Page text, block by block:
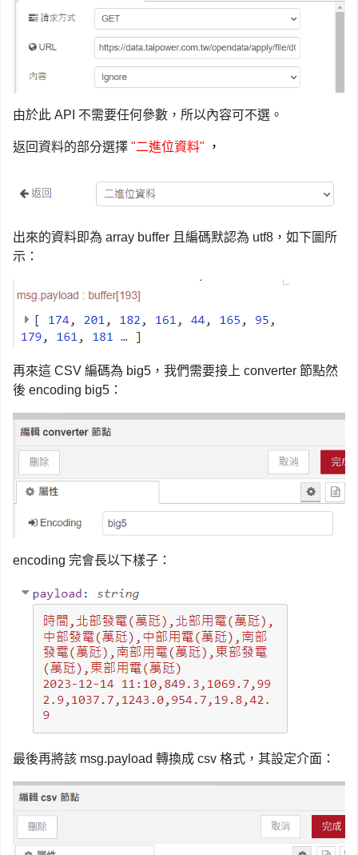
由於此 API 不需要任何參數，所以內容可不選。
返回資料的部分選擇 "二進位資料" ，
出來的資料即為 array buffer 且編碼默認為 utf8，如下圖所
示：
再來這 CSV 編碼為 big5，我們需要接上 converter 節點然
後 encoding big5：
encoding 完會長以下樣子：
最後再將該 msg.payload 轉換成 csv 格式，其設定介面：